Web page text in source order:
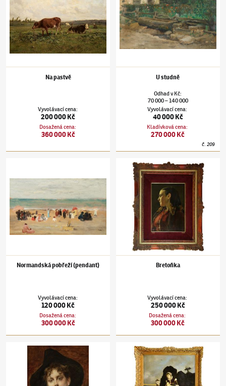
Na pastvě
Vyvolávací cena:
200 000 Kč
Dosažená cena:
360 000 Kč
U studně
OdhadvKč:
70 000–140 000
Vyvolávací cena:
40 000 Kč
Kladívková cena:
270 000 Kč
č.209
Normandská pobřeží (pendant)
Normandská pobřeží (pendant)
Vyvolávací cena:
120 000 Kč
Dosažená cena:
300 000 Kč
Václav Brožík(1851–1901)Bretoňka
Bretoňka
Vyvolávací cena:
250 000 Kč
Dosažená cena:
300 000 Kč
Václav Brožík(1851–1901)Špičatý klobouk Václav Brožík(1851–1901)Šlechtična na